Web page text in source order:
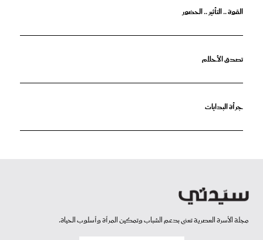
القوة .. التأثير .. الحضور
تصدق الأحلام
جرأة البدايات
مجلة الأسرة العصرية تعنى بدعم الشباب وتمكين المرأة وأسلوب الحياة.